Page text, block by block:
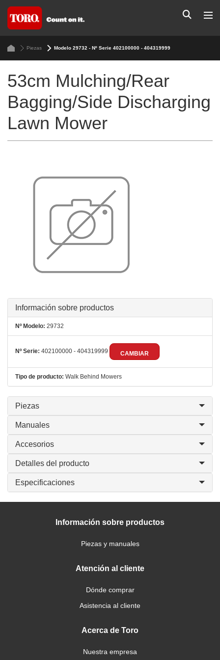
Piezas Modelo 29732 - Nº Serie 402100000 - 404319999
53cm Mulching/Rear
Bagging/Side Discharging
Lawn Mower
Información sobre productos
Nº Modelo: 29732
Nº Serie: 402100000 - 404319999 CAMBIAR
Tipo de producto: Walk Behind Mowers
Piezas
Manuales
Accesorios
Detalles del producto
Especificaciones
Información sobre productos
Piezas y manuales
Atención al cliente
Dónde comprar
Asistencia al cliente
Acerca de Toro
Nuestra empresa